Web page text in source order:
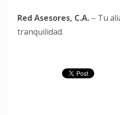
Red Asesores, C.A. – Tu
tranquilidad.